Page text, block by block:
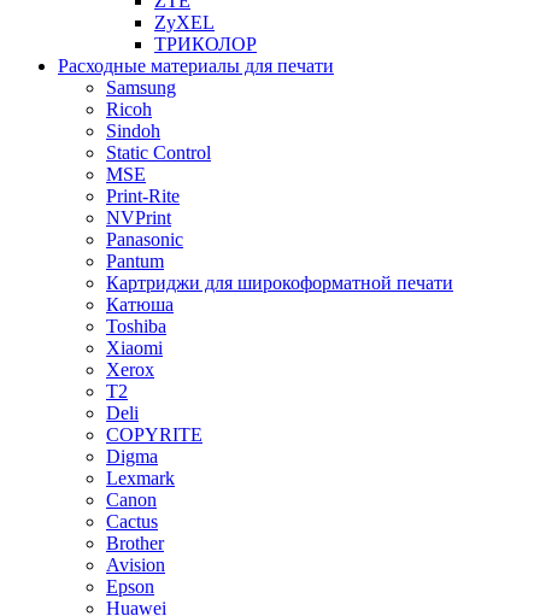
ZyXEL
ТРИКОЛОР
Расходные материалы для печати
Samsung
Ricoh
Sindoh
Static Control
MSE
Print-Rite
NVPrint
Panasonic
Pantum
Картриджи для широкоформатной печати
Катюша
Toshiba
Xiaomi
Xerox
T2
Deli
COPYRITE
Digma
Lexmark
Canon
Cactus
Brother
Avision
Epson
Huawei